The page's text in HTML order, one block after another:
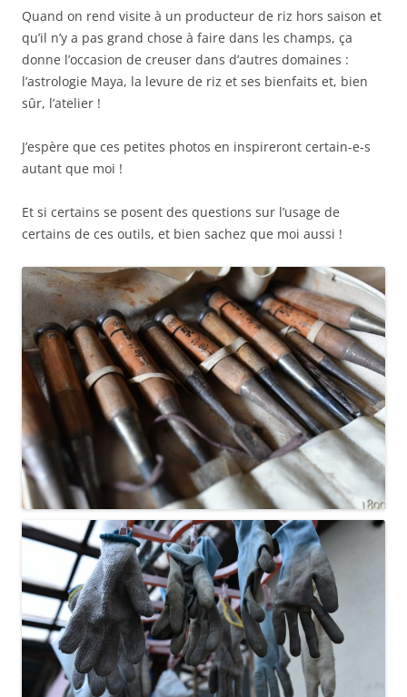
Quand on rend visite à un producteur de riz hors saison et
qu’il n’y a pas grand chose à faire dans les champs, ça
donne l’occasion de creuser dans d’autres domaines :
l’astrologie Maya, la levure de riz et ses bienfaits et, bien
sûr, l’atelier !
J’espère que ces petites photos en inspireront certain-e-s
autant que moi !
Et si certains se posent des questions sur l’usage de
certains de ces outils, et bien sachez que moi aussi !